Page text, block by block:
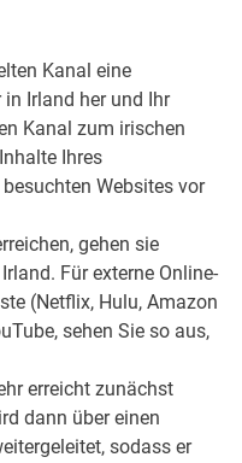
Kanal eine
in Irland her und Ihr
Kanal zum irischen
Ihres
Websites vor
gehen sie
Für externe Online-
(Netflix, Hulu, Amazon
sehen Sie so aus,
erreicht zunächst
dann über einen
sodass er